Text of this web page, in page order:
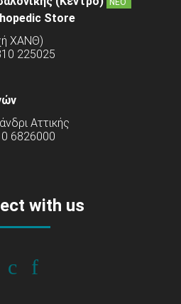
Store
ΧΑΝΘ)
225025
Αττικής
6826000
with us